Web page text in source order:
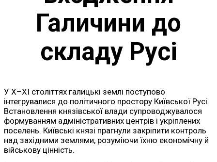
Галичини до
складу Русі
У X–XI століттях галицькі землі поступово
інтегрувалися до політичного простору Київської Русі.
Встановлення князівської влади супроводжувалося
формуванням адміністративних центрів і укріплених
поселень. Київські князі прагнули закріпити контроль
над західними землями, розуміючи їхню економічну й
військову цінність.